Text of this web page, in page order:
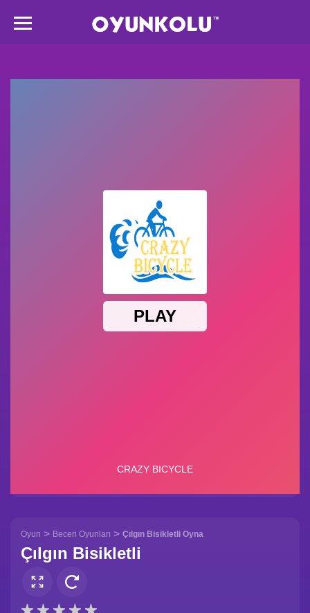
Oyun > Beceri Oyunları > Çılgın Bisikletli Oyna
Çılgın Bisikletli